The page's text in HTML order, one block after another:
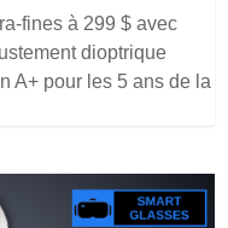
fines à 299 $ avec
dioptrique
A+ pour les 5 ans de la